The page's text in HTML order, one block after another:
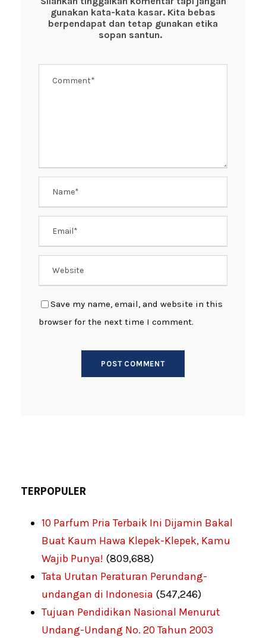
o
p
gunakan kata-kata kasar. Kita bebas
berpendapat dan tetap gunakan etika
sopan santun.
Save my name, email, and website in this
browser for the next time I comment.
TERPOPULER
10 Parfum Pria Terbaik Ini Dijamin Bakal
Buat Kaum Hawa Klepek-Klepek, Kamu
Wajib Punya! (809,688)
Tata Urutan Peraturan Perundang-
undangan di Indonesia (547,246)
Tujuan Pendidikan Nasional Menurut
Undang-Undang No. 20 Tahun 2003